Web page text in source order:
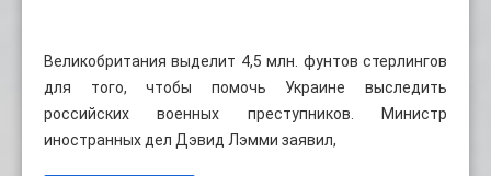
Великобритания выделит 4,5 млн. фунтов стерлингов
для того, чтобы помочь Украине выследить
российских военных преступников. Министр
иностранных дел Дэвид Лэмми заявил,